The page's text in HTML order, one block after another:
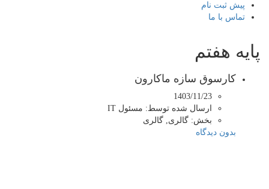
پیش ثبت نام
تماس با ما
پایه هفتم
کارسوق سازه ماکارون
1403/11/23
ارسال شده توسط: مسئول IT
بخش: گالری, گالری
بدون دیدگاه